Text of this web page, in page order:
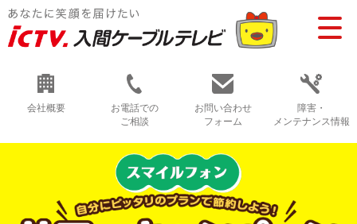
会社概要
お電話での
ご相談
お問い合わせ
フォーム
障害・
メンテナンス情報